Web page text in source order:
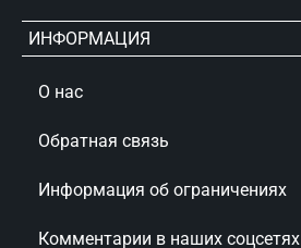
ИНФОРМАЦИЯ
О нас
Обратная связь
Информация об ограничениях
Комментарии в наших соцсетях